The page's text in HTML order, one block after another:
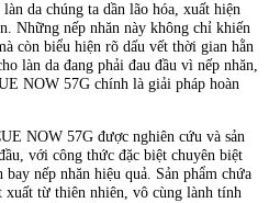
da chúng ta dần lão hóa, xuất hiện
Những nếp nhăn này không chỉ khiến
còn biểu hiện rõ dấu vết thời gian hằn
làn da đang phải đau đầu vì nếp nhăn,
NOW 57G chính là giải pháp hoàn
NOW 57G được nghiên cứu và sản
với công thức đặc biệt chuyên biệt
nếp nhăn hiệu quả. Sản phẩm chứa
xuất từ thiên nhiên, vô cùng lành tính